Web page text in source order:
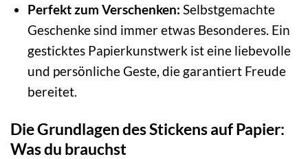
Perfekt zum Verschenken: Selbstgemachte
Geschenke sind immer etwas Besonderes. Ein
gesticktes Papierkunstwerk ist eine liebevolle
und persönliche Geste, die garantiert Freude
bereitet.
Die Grundlagen des Stickens auf Papier:
Was du brauchst